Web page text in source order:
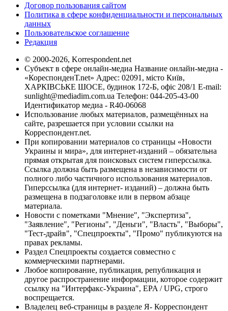
Договор пользования сайтом
Политика в сфере конфиденциальности и персональных
данных
Пользовательское соглашение
Редакция
© 2000-2026, Korrespondent.net
Субъект в сфере онлайн-медиа Название онлайн-медиа -
«КореспонденТ.net» Адрес: 02091, місто Київ,
ХАРКІВСЬКЕ ШОСЕ, будинок 172-Б, офіс 208/1 E-mail:
sunlight@mediadim.com.ua Телефон: 044-205-43-00
Идентификатор медиа - R40-06068
Использование любых материалов, размещённых на
сайте, разрешается при условии ссылки на
Корреспондент.net.
При копировании материалов со страницы «Новости
Украины и мира», для интернет-изданий – обязательна
прямая открытая для поисковых систем гиперссылка.
Ссылка должна быть размещена в независимости от
полного либо частичного использования материалов.
Гиперссылка (для интернет- изданий) – должна быть
размещена в подзаголовке или в первом абзаце
материала.
Новости с пометками "Мнение", "Экспертиза",
"Заявление", "Регионы", "Деньги", "Власть", "Выборы",
"Тест-драйв", "Спецпроекты", "Промо" публикуются на
правах рекламы.
Раздел Спецпроекты создается совместно с
коммерческими партнерами.
Любое копирование, публикация, републикация и
другое распространение информации, которое содержит
ссылку на "Интерфакс-Украина", EPA / UPG, строго
воспрещается.
Владелец веб-страницы в разделе Я- Корреспондент